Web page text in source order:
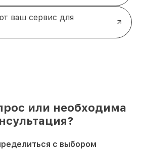
ваш сервис для
или необходима
с выбором